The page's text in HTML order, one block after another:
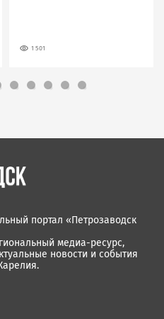
1 501
портал «Петрозаводск
медиа-ресурс,
новости и события